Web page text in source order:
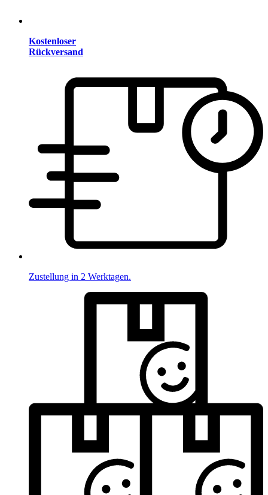
Kostenloser
Rückversand
Zustellung in 2 Werktagen.